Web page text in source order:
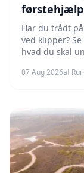
risikoen er
Har du trådt
ved klipper?
hvad du skal
07 Aug 2026af Rui